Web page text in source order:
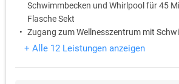
Schwimmbecken und Whirlpool für 45
Flasche Sekt
Zugang zum Wellnesszentrum mit
Whirlpool in den Zeiten, die für die
+ Alle 12 Leistungen anzeigen